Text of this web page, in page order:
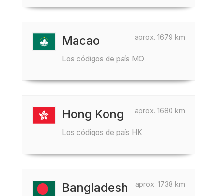
aprox. 1679 km
Macao
Los códigos de país MO
aprox. 1680 km
Hong Kong
Los códigos de país HK
aprox. 1738 km
Bangladesh